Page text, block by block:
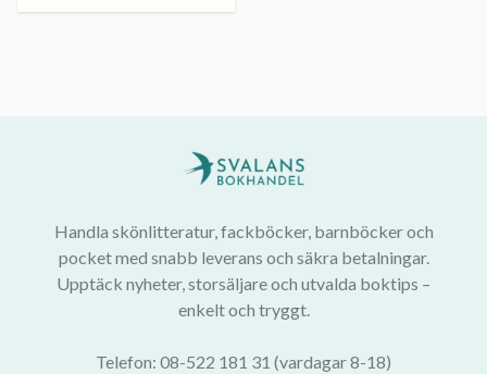
Handla skönlitteratur, fackböcker, barnböcker och
pocket med snabb leverans och säkra betalningar.
Upptäck nyheter, storsäljare och utvalda boktips –
enkelt och tryggt.
Telefon: 08-522 181 31 (vardagar 8-18)